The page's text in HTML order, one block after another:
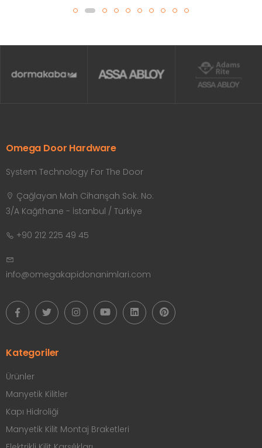
Omega Door Hardware
System Technology For The Door
Çağlayan Mah Cihanşah Sok. No:
3/A Kağıthane - İstanbul / Türkiye
+90 212 225 49 45
info@omegakapidonanimlari.com
Kategoriler
Ürünler
Manyetik Kilitler
Kapı Hidroliği
Manyetik Kilit Montaj Braketleri